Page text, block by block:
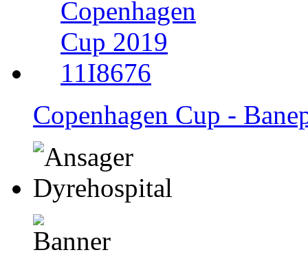
Copenhagen Cup -